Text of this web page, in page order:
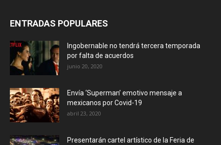
ENTRADAS POPULARES
Ingobernable no tendrá tercera temporada
por falta de acuerdos
junio 20, 2020
Envía ‘Superman’ emotivo mensaje a
mexicanos por Covid-19
abril 23, 2020
Presentarán cartel artístico de la Feria de